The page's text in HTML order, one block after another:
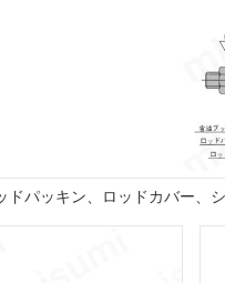
ドパッキン、ロッドカバー